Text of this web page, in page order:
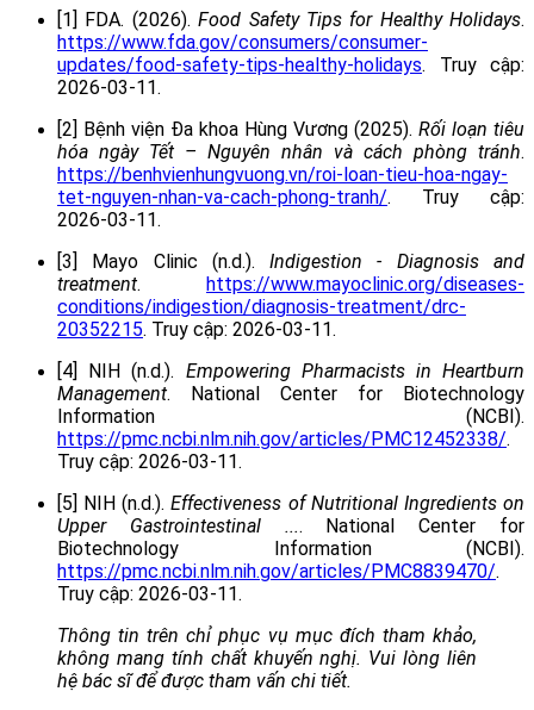
[1] FDA. (2026).Food Safety Tips for Healthy Holidays.
https://www.fda.gov/consumers/consumer-
updates/food-safety-tips-healthy-holidays. Truy cập:
2026-03-11.
[2] Bệnh viện Đa khoa Hùng Vương (2025). Rối loạn tiêu
hóa ngày Tết – Nguyên nhân và cách phòng tránh.
https://benhvienhungvuong.vn/roi-loan-tieu-hoa-ngay-
tet-nguyen-nhan-va-cach-phong-tranh/. Truy cập:
2026-03-11.
[3] Mayo Clinic (n.d.).Indigestion - Diagnosis and
treatment.
https://www.mayoclinic.org/diseases-
conditions/indigestion/diagnosis-treatment/drc-
20352215. Truy cập: 2026-03-11.
[4] NIH (n.d.). Empowering Pharmacists in Heartburn
Management. National Center for Biotechnology
Information (NCBI).
https://pmc.ncbi.nlm.nih.gov/articles/PMC12452338/.
Truy cập: 2026-03-11.
[5] NIH (n.d.).Effectiveness of Nutritional Ingredients on
Upper Gastrointestinal .... National Center for
Biotechnology Information (NCBI).
https://pmc.ncbi.nlm.nih.gov/articles/PMC8839470/.
Truy cập: 2026-03-11.
Thông tin trên chỉ phục vụ mục đích tham khảo,
không mang tính chất khuyến nghị. Vui lòng liên
hệ bác sĩ để được tham vấn chi tiết.